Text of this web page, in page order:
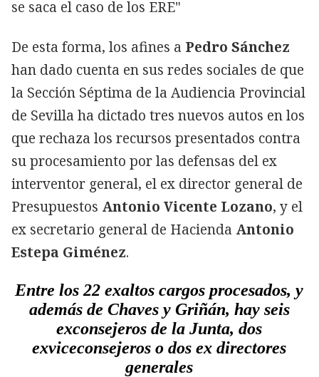
se saca el caso de los ERE"
De esta forma, los afines a Pedro Sánchez
han dado cuenta en sus redes sociales de que
la Sección Séptima de la Audiencia Provincial
de Sevilla ha dictado tres nuevos autos en los
que rechaza los recursos presentados contra
su procesamiento por las defensas del ex
interventor general, el ex director general de
Presupuestos Antonio Vicente Lozano, y el
ex secretario general de Hacienda Antonio
Estepa Giménez.
Entre los 22 exaltos cargos procesados, y
además de Chaves y Griñán, hay seis
exconsejeros de la Junta, dos
exviceconsejeros o dos ex directores
generales